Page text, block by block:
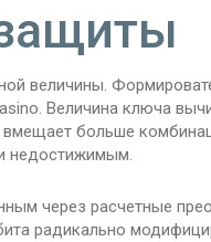
величины.
Величина ключа
больше
недостижимым.
через расчетные
радикально